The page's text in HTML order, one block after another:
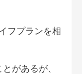
フプランを相
があるが、